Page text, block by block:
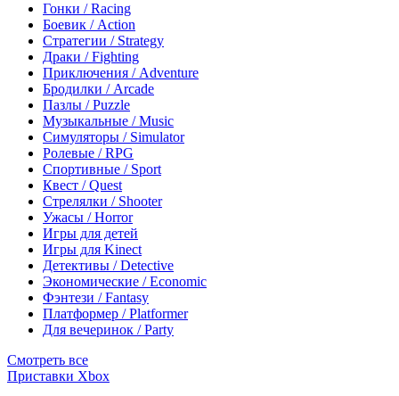
Гонки / Racing
Боевик / Action
Стратегии / Strategy
Драки / Fighting
Приключения / Adventure
Бродилки / Arcade
Пазлы / Puzzle
Музыкальные / Music
Симуляторы / Simulator
Ролевые / RPG
Спортивные / Sport
Квест / Quest
Стрелялки / Shooter
Ужасы / Horror
Игры для детей
Игры для Kinect
Детективы / Detective
Экономические / Economic
Фэнтези / Fantasy
Платформер / Platformer
Для вечеринок / Party
Смотреть все
Приставки Xbox